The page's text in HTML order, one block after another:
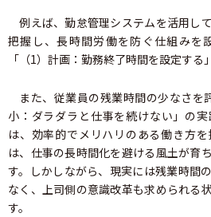
例えば、勤怠管理システムを活用し
把握し、長時間労働を防ぐ仕組みを
「（1）計画：勤務終了時間を設定する
また、従業員の残業時間の少なさを
小：ダラダラと仕事を続けない」の
は、効率的でメリハリのある働き方
は、仕事の長時間化を避ける風土が育
す。しかしながら、現実には残業時間
なく、上司側の意識改革も求められる
す。